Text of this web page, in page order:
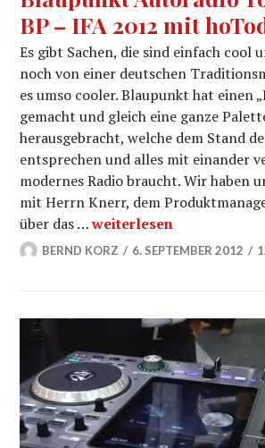
BP – IFA 2012 mit
Es gibt Sachen, die sind einfach cool
noch von einer deutschen
es umso cooler. Blaupunkt hat einen
gemacht und gleich eine ganze
herausgebracht, welche dem Stand
entsprechen und alles mit einander
modernes Radio braucht. Wir haben
mit Herrn Knerr, dem
über das …Blaupunkt Autoradio
weiterlesen
BERND KORZ 6. SEPTEMBER 2012